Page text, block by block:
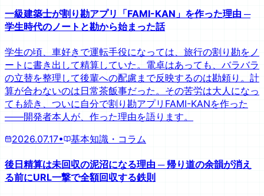
一級建築士が割り勘アプリ「FAMI-KAN」を作った理由 ─
学生時代のノートと勘から始まった話
学生の頃、車好きで運転手役になっては、旅行の割り勘をノ
ートに書き出して精算していた。電卓はあっても、バラバラ
の立替を整理して後輩への配慮まで反映するのは勘頼り。計
算が合わないのは日常茶飯事だった。その苦労は大人になっ
ても続き、ついに自分で割り勘アプリFAMI-KANを作った
——開発者本人が、作った理由を語ります。
2026.07.17• 基本知識・コラム
後日精算は未回収の泥沼になる理由 ─ 帰り道の余韻が消え
る前にURL一撃で全額回収する鉄則